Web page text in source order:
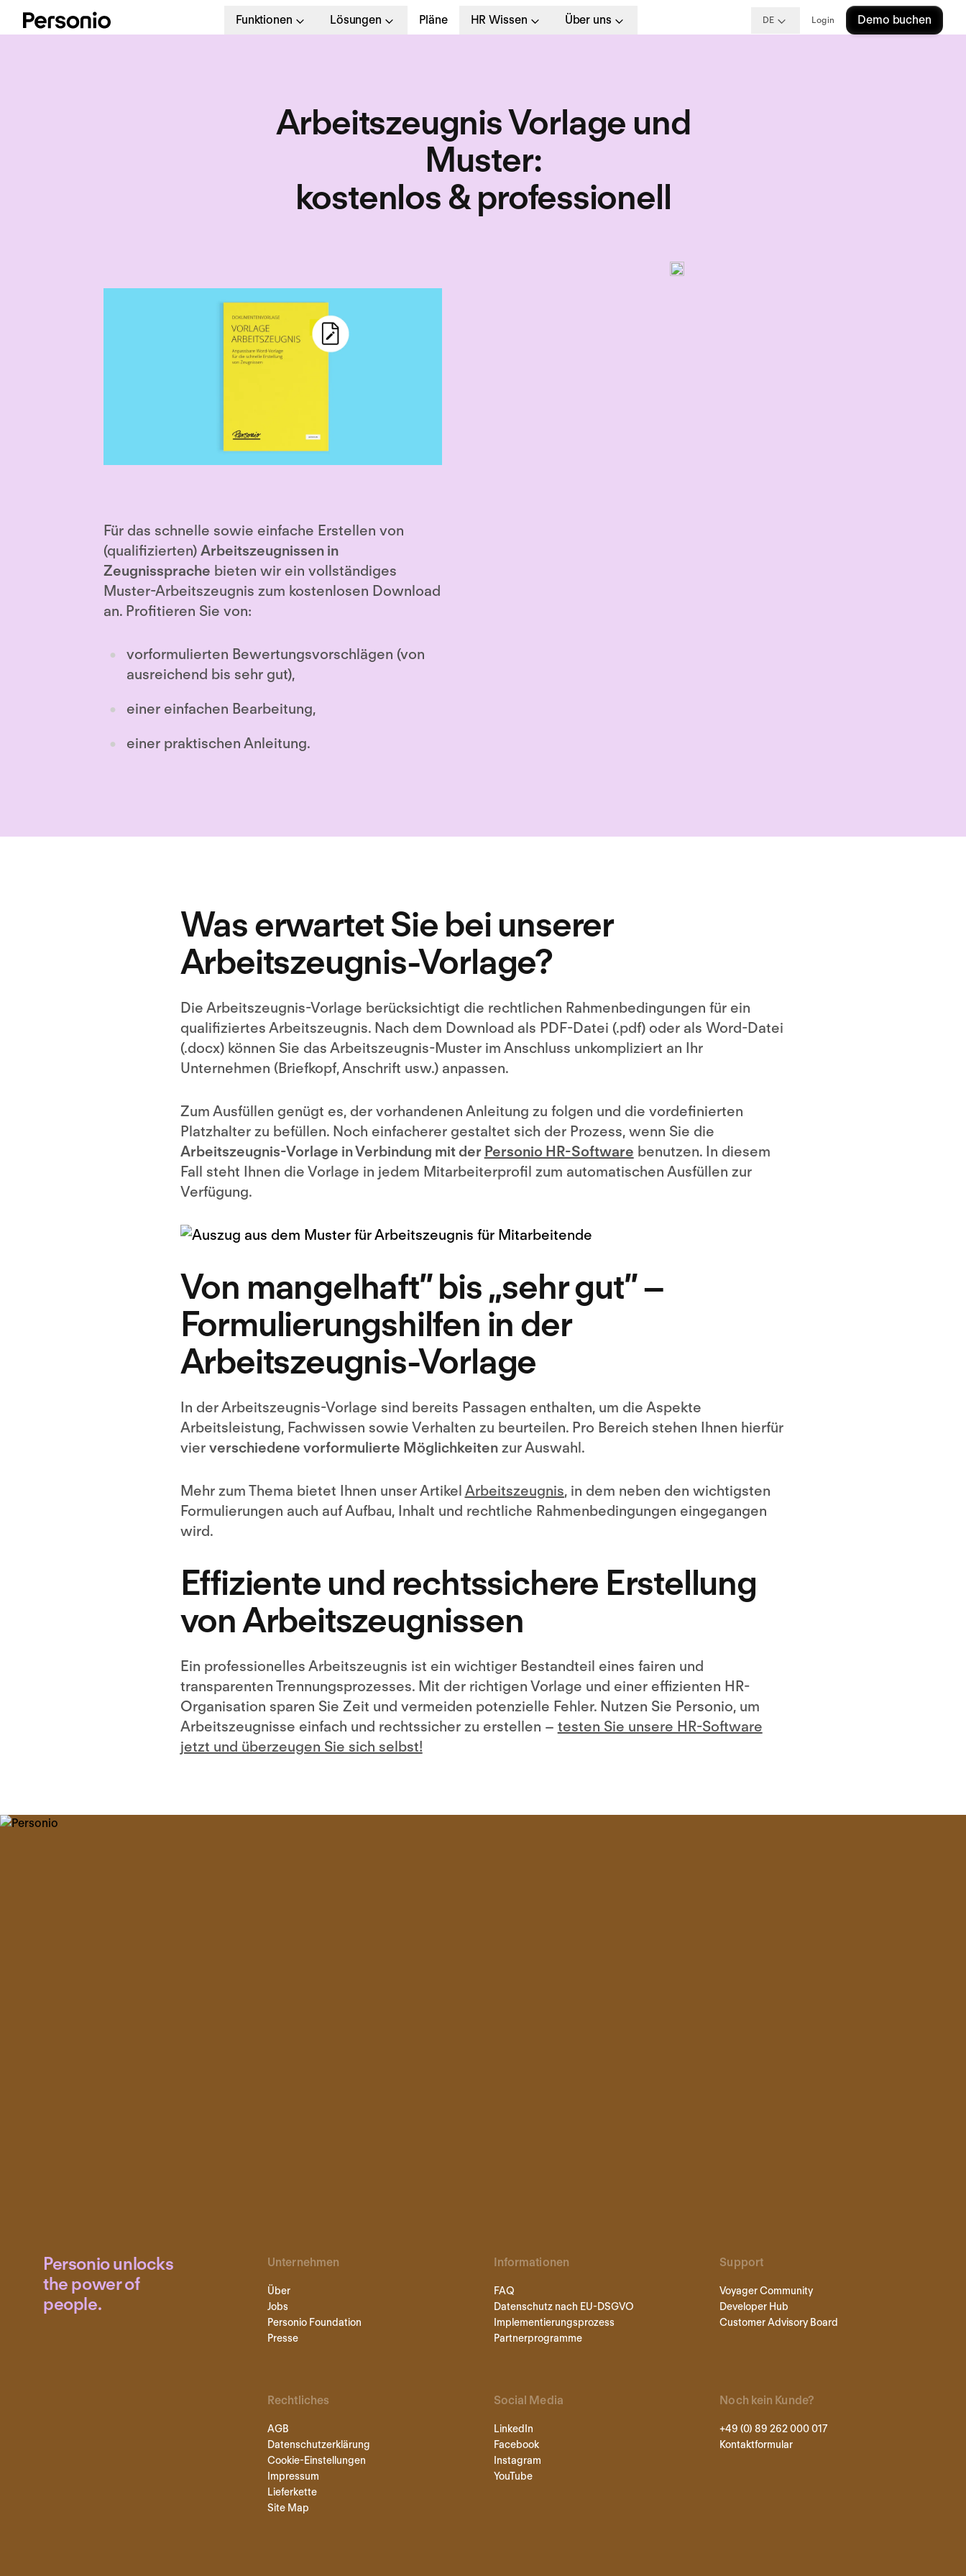
Funktionen Lösungen Pläne HR Wissen Über uns DE Login Demo buchen
Arbeitszeugnis Vorlage und
Muster:
kostenlos & professionell
Für das schnelle sowie einfache Erstellen von
(qualifizierten) Arbeitszeugnissen in
Zeugnissprache bieten wir ein vollständiges
Muster-Arbeitszeugnis zum kostenlosen Download
an. Profitieren Sie von:
vorformulierten Bewertungsvorschlägen (von
ausreichend bis sehr gut),
einer einfachen Bearbeitung,
einer praktischen Anleitung.
Was erwartet Sie bei unserer
Arbeitszeugnis-Vorlage?
Die Arbeitszeugnis-Vorlage berücksichtigt die rechtlichen Rahmenbedingungen für ein
qualifiziertes Arbeitszeugnis. Nach dem Download als PDF-Datei (.pdf) oder als Word-Datei
(.docx) können Sie das Arbeitszeugnis-Muster im Anschluss unkompliziert an Ihr
Unternehmen (Briefkopf, Anschrift usw.) anpassen.
Zum Ausfüllen genügt es, der vorhandenen Anleitung zu folgen und die vordefinierten
Platzhalter zu befüllen. Noch einfacherer gestaltet sich der Prozess, wenn Sie die
Arbeitszeugnis-Vorlage in Verbindung mit der Personio HR-Software benutzen. In diesem
Fall steht Ihnen die Vorlage in jedem Mitarbeiterprofil zum automatischen Ausfüllen zur
Verfügung.
Von mangelhaft” bis „sehr gut” –
Formulierungshilfen in der
Arbeitszeugnis-Vorlage
In der Arbeitszeugnis-Vorlage sind bereits Passagen enthalten, um die Aspekte
Arbeitsleistung, Fachwissen sowie Verhalten zu beurteilen. Pro Bereich stehen Ihnen hierfür
vier verschiedene vorformulierte Möglichkeitenzur Auswahl.
Mehr zum Thema bietet Ihnen unser Artikel Arbeitszeugnis, in dem neben den wichtigsten
Formulierungen auch auf Aufbau, Inhalt und rechtliche Rahmenbedingungen eingegangen
wird.
Effiziente und rechtssichere Erstellung
von Arbeitszeugnissen
Ein professionelles Arbeitszeugnis ist ein wichtiger Bestandteil eines fairen und
transparenten Trennungsprozesses. Mit der richtigen Vorlage und einer effizienten HR-
Organisation sparen Sie Zeit und vermeiden potenzielle Fehler. Nutzen Sie Personio, um
Arbeitszeugnisse einfach und rechtssicher zu erstellen – testen Sie unsere HR-Software
jetzt und überzeugen Sie sich selbst!
Personio unlocks
the power of
people.
Unternehmen
Über
Jobs
Personio Foundation
Presse
Informationen
FAQ
Datenschutz nach EU-DSGVO
Implementierungsprozess
Partnerprogramme
Support
Voyager Community
Developer Hub
Customer Advisory Board
Rechtliches
AGB
Datenschutzerklärung
Cookie-Einstellungen
Impressum
Lieferkette
Site Map
Social Media
LinkedIn
Facebook
Instagram
YouTube
Noch kein Kunde?
+49 (0) 89 262 000 017
Kontaktformular